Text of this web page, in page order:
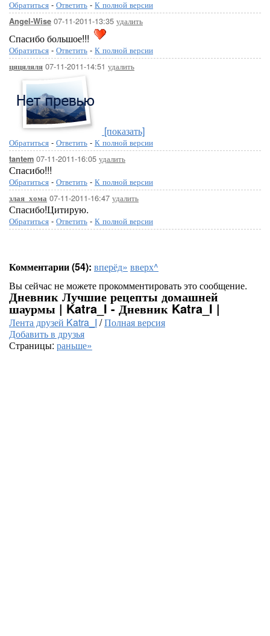
Обратиться - Ответить - К полной версии
Angel-Wise 07-11-2011-13:35 удалить
Спасибо большое!!!
Обратиться - Ответить - К полной версии
цяцяляля 07-11-2011-14:51 удалить
[показать]
Обратиться - Ответить - К полной версии
tantem 07-11-2011-16:05 удалить
Спасибо!!!
Обратиться - Ответить - К полной версии
злая_хома 07-11-2011-16:47 удалить
Спасибо!Цитирую.
Обратиться - Ответить - К полной версии
Комментарии (54): вперёд» вверх^
Вы сейчас не можете прокомментировать это сообщение.
Дневник Лучшие рецепты домашней
шаурмы | Katra_I - Дневник Katra_I |
Лента друзей Katra_I /Полная версия
Добавить в друзья
Страницы: раньше»